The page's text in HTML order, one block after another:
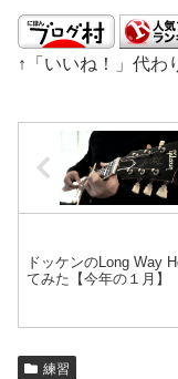
↑「いいね！」代わ
ドッケンのLong Way
てみた【今年の１月】
練習